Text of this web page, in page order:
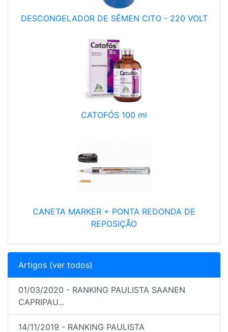
DESCONGELADOR DE SÊMEN CITO - 220 VOLT
CATOFÓS 100 ml
CANETA MARKER + PONTA REDONDA DE
REPOSIÇÃO
Artigos (ver todos)
01/03/2020 - RANKING PAULISTA SAANEN
CAPRIPAU...
14/11/2019 - RANKING PAULISTA